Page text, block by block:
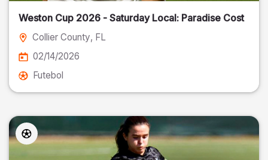
Weston Cup 2026 - Saturday Local: Paradise Cost
Collier County, FL
02/14/2026
Futebol